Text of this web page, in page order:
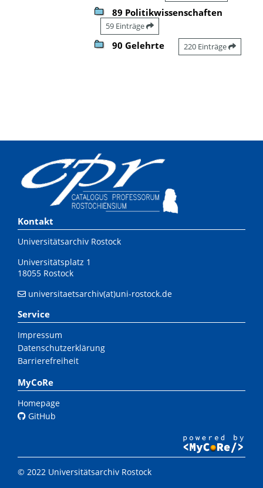
89 Politikwissenschaften
59 Einträge
90 Gelehrte 220 Einträge
Kontakt
Universitätsarchiv Rostock
Universitätsplatz 1
18055 Rostock
universitaetsarchiv(at)uni-rostock.de
Service
Impressum
Datenschutzerklärung
Barrierefreiheit
MyCoRe
Homepage
GitHub
© 2022 Universitätsarchiv Rostock